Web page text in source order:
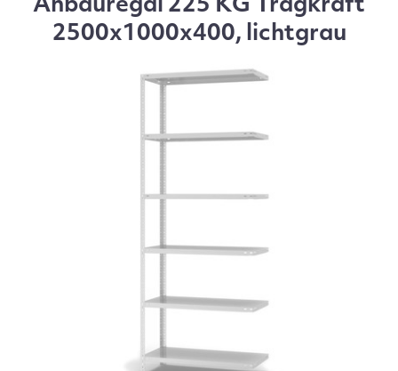
Anbauregal 225 KG Tragkraft
2500x1000x400, lichtgrau